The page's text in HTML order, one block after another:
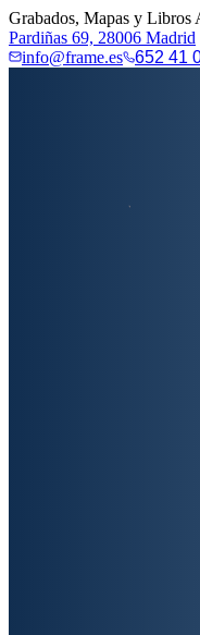
Grabados, Mapas y Libros
Pardiñas 69, 28006 Madrid
info@frame.es
652 41